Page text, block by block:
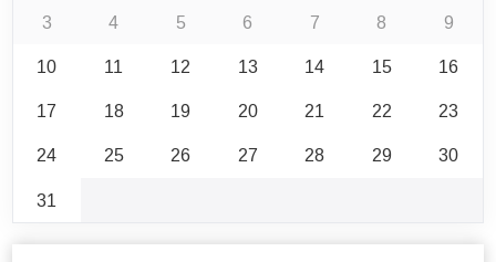
3
4 5 6 7 8
9
10
11 12 13 14 15
16
17
18 19 20 21 22
23
24
25 26 27 28 29
30
31